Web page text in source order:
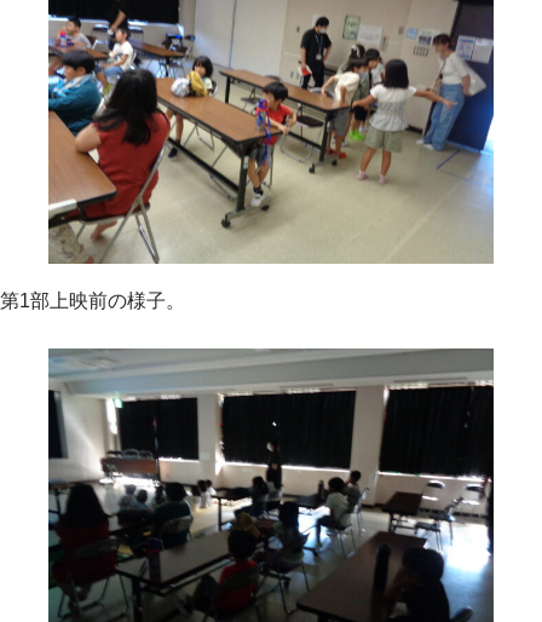
第1部上映前の様子。